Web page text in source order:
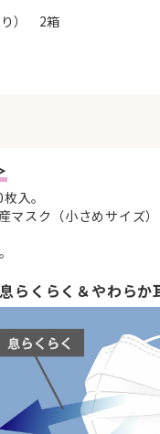
り） 2箱
入。
スク（小さめサイズ）
息らくらく＆やわらか